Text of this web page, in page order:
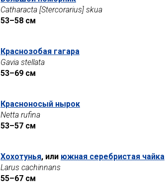
Catharacta [Stercorarius] skua
53–58 см
Краснозобая гагара
Gavia stellata
53–69 см
Красноносый нырок
Netta rufina
53–57 см
Хохотунья, или южная серебристая чайка
Larus cachinnans
55–67 см